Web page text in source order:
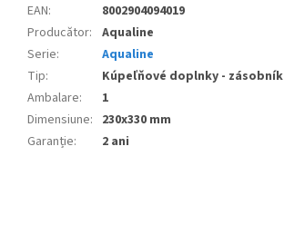
EAN:
8002904094019
Producător: Aqualine
Serie:
Aqualine
Tip:
Kúpeľňové doplnky - zásobník
Ambalare:
1
Dimensiune: 230x330 mm
Garanție: 2 ani